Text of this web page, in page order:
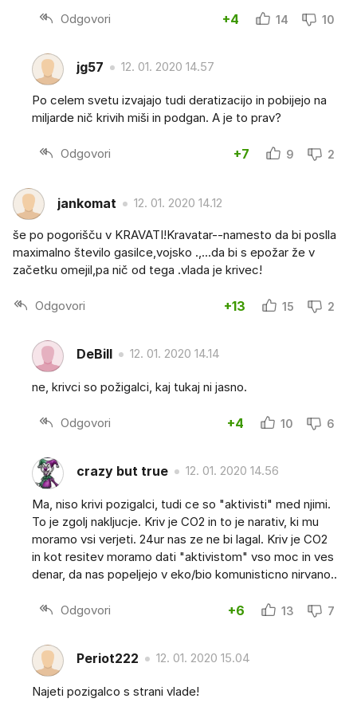
Odgovori +4 14 10
jg57 12. 01. 2020 14.57
Po celem svetu izvajajo tudi deratizacijo in pobijejo na
miljarde nič krivih miši in podgan. A je to prav?
Odgovori +7 9 2
jankomat 12. 01. 2020 14.12
še po pogorišču v KRAVATI!Kravatar--namesto da bi poslla
maximalno število gasilce,vojsko .,...da bi s epožar že v
začetku omejil,pa nič od tega .vlada je krivec!
Odgovori +13 15 2
DeBill 12. 01. 2020 14.14
ne, krivci so požigalci, kaj tukaj ni jasno.
Odgovori +4 10 6
crazy but true 12. 01. 2020 14.56
Ma, niso krivi pozigalci, tudi ce so "aktivisti" med njimi.
To je zgolj nakljucje. Kriv je CO2 in to je narativ, ki mu
moramo vsi verjeti. 24ur nas ze ne bi lagal. Kriv je CO2
in kot resitev moramo dati "aktivistom" vso moc in ves
denar, da nas popeljejo v eko/bio komunisticno nirvano..
Odgovori +6 13 7
Periot222 12. 01. 2020 15.04
Najeti pozigalco s strani vlade!